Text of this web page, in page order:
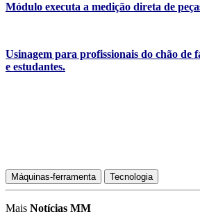
Módulo executa a medição direta de
Usinagem para profissionais do chão de
e estudantes.
Máquinas-ferramenta Tecnologia
Mais Notícias MM